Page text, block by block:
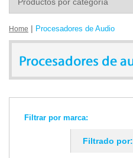
Home | Procesadores de Audio
Filtrar por marca:
Filtrado por: